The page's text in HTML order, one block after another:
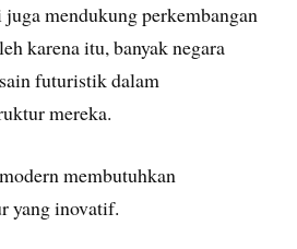
mendukung perkembangan
karena itu, banyak negara
futuristik dalam
mereka.
membutuhkan
yang inovatif.